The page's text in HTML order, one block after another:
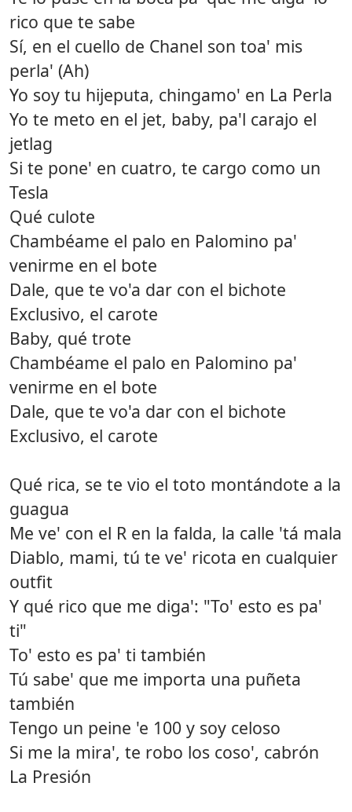
rico que te sabe
Sí, en el cuello de Chanel son toa' mis
perla' (Ah)
Yo soy tu hijeputa, chingamo' en La Perla
Yo te meto en el jet, baby, pa'l carajo el
jetlag
Si te pone' en cuatro, te cargo como un
Tesla
Qué culote
Chambéame el palo en Palomino pa'
venirme en el bote
Dale, que te vo'a dar con el bichote
Exclusivo, el carote
Baby, qué trote
Chambéame el palo en Palomino pa'
venirme en el bote
Dale, que te vo'a dar con el bichote
Exclusivo, el carote
Qué rica, se te vio el toto montándote a la
guagua
Me ve' con el R en la falda, la calle 'tá mala
Diablo, mami, tú te ve' ricota en cualquier
outfit
Y qué rico que me diga': "To' esto es pa'
ti"
To' esto es pa' ti también
Tú sabe' que me importa una puñeta
también
Tengo un peine 'e 100 y soy celoso
Si me la mira', te robo los coso', cabrón
La Presión